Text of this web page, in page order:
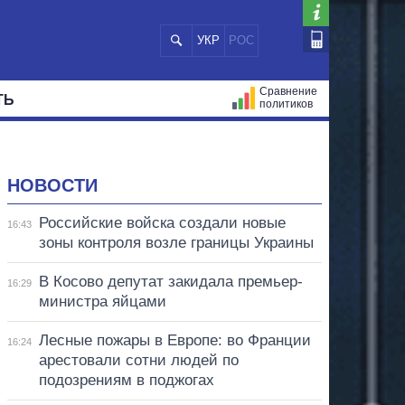
УКР РОС
Сравнение
политиков
НОВОСТИ
16:43
Российские войска создали новые
зоны контроля возле границы Украины
16:29
В Косово депутат закидала премьер-
министра яйцами
16:24
Лесные пожары в Европе: во Франции
арестовали сотни людей по
подозрениям в поджогах